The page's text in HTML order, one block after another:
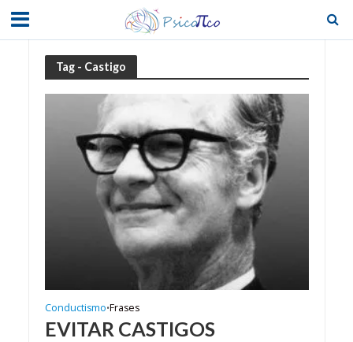
Tag - Castigo
Conductismo•Frases
EVITAR CASTIGOS